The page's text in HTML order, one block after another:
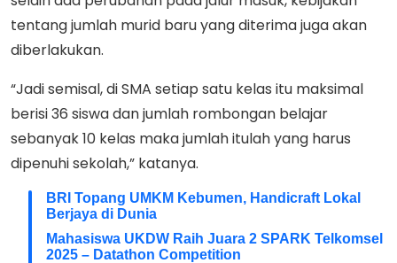
tentang jumlah murid baru yang diterima juga akan
diberlakukan.
“Jadi semisal, di SMA setiap satu kelas itu maksimal
berisi 36 siswa dan jumlah rombongan belajar
sebanyak 10 kelas maka jumlah itulah yang harus
dipenuhi sekolah,” katanya.
BRI Topang UMKM Kebumen, Handicraft Lokal
Berjaya di Dunia
Mahasiswa UKDW Raih Juara 2 SPARK Telkomsel
2025 – Datathon Competition